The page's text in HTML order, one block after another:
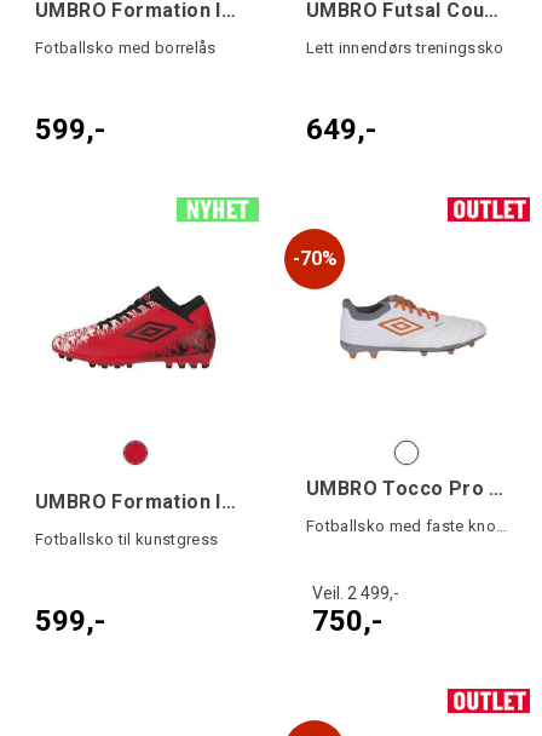
UMBRO Formation II IC VE Jr
Fotballsko med borrelås
599,-
UMBRO Futsal Court 5
Lett innendørs treningssko
649,-
UMBRO Formation II AG Jr
Fotballsko til kunstgress
599,-
70%
UMBRO Tocco Pro FG
Veil. 2 499,-
750,-